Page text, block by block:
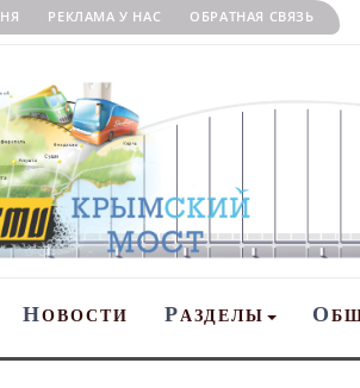
РЕКЛАМА У НАС ОБРАТНАЯ СВЯЗЬ
НОВОСТИ РАЗДЕЛЫ О